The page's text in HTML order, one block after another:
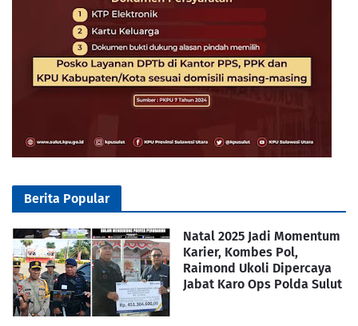
Berita Popular
Natal 2025 Jadi Momentum
Karier, Kombes Pol,
Raimond Ukoli Dipercaya
Jabat Karo Ops Polda Sulut